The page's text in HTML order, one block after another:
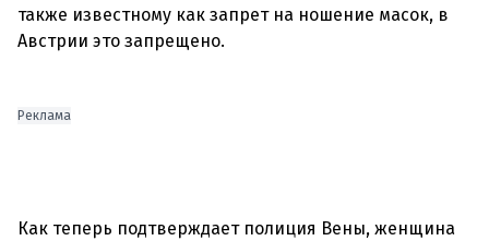
также известному как запрет на ношение масок, в
Австрии это запрещено.
Реклама
Как теперь подтверждает полиция Вены, женщина